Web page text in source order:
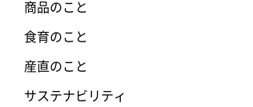
商品のこと
食育のこと
産直のこと
サステナビリティ